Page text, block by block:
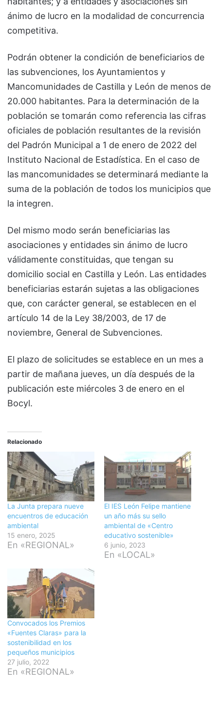
ánimo de lucro en la modalidad de concurrencia
competitiva.
Podrán obtener la condición de beneficiarios de
las subvenciones, los Ayuntamientos y
Mancomunidades de Castilla y León de menos de
20.000 habitantes. Para la determinación de la
población se tomarán como referencia las cifras
oficiales de población resultantes de la revisión
del Padrón Municipal a 1 de enero de 2022 del
Instituto Nacional de Estadística. En el caso de
las mancomunidades se determinará mediante la
suma de la población de todos los municipios que
la integren.
Del mismo modo serán beneficiarias las
asociaciones y entidades sin ánimo de lucro
válidamente constituidas, que tengan su
domicilio social en Castilla y León. Las entidades
beneficiarias estarán sujetas a las obligaciones
que, con carácter general, se establecen en el
artículo 14 de la Ley 38/2003, de 17 de
noviembre, General de Subvenciones.
El plazo de solicitudes se establece en un mes a
partir de mañana jueves, un día después de la
publicación este miércoles 3 de enero en el
Bocyl.
Relacionado
La Junta prepara nueve
encuentros de educación
ambiental
15 enero, 2025
En «REGIONAL»
El IES León Felipe mantiene
un año más su sello
ambiental de «Centro
educativo sostenible»
6 junio, 2023
En «LOCAL»
Convocados los Premios
«Fuentes Claras» para la
sostenibilidad en los
pequeños municipios
27 julio, 2022
En «REGIONAL»